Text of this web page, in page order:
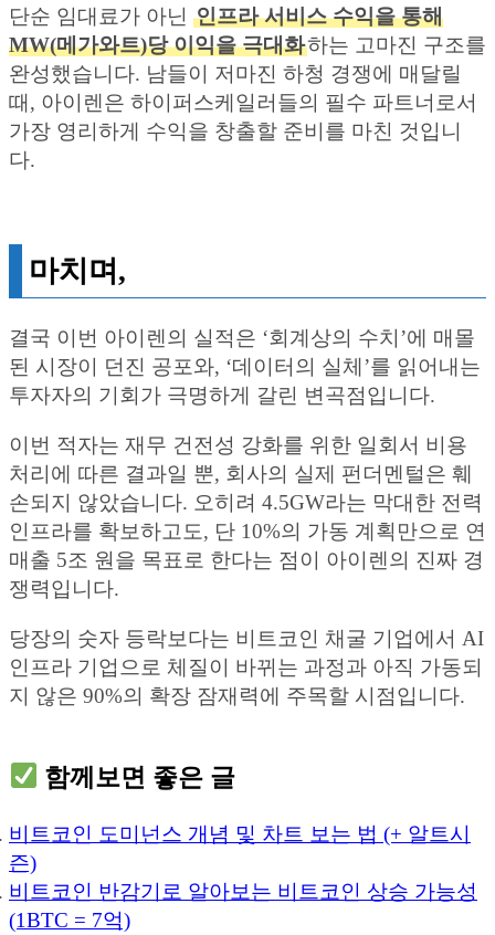
단순 임대료가 아닌 인프라 서비스 수익을 통해
MW(메가와트)당 이익을 극대화하는 고마진 구조를
완성했습니다. 남들이 저마진 하청 경쟁에 매달릴
때, 아이렌은 하이퍼스케일러들의 필수 파트너로서
가장 영리하게 수익을 창출할 준비를 마친 것입니
다.
마치며,
결국 이번 아이렌의 실적은 ‘회계상의 수치’에 매몰
된 시장이 던진 공포와, ‘데이터의 실체’를 읽어내는
투자자의 기회가 극명하게 갈린 변곡점입니다.
이번 적자는 재무 건전성 강화를 위한 일회서 비용
처리에 따른 결과일 뿐, 회사의 실제 펀더멘털은 훼
손되지 않았습니다. 오히려 4.5GW라는 막대한 전력
인프라를 확보하고도, 단 10%의 가동 계획만으로 연
매출 5조 원을 목표로 한다는 점이 아이렌의 진짜 경
쟁력입니다.
당장의 숫자 등락보다는 비트코인 채굴 기업에서 AI
인프라 기업으로 체질이 바뀌는 과정과 아직 가동되
지 않은 90%의 확장 잠재력에 주목할 시점입니다.
함께보면 좋은 글
비트코인 도미넌스 개념 및 차트 보는 법 (+ 알트시
즌)
비트코인 반감기로 알아보는 비트코인 상승 가능성
(1BTC = 7억)